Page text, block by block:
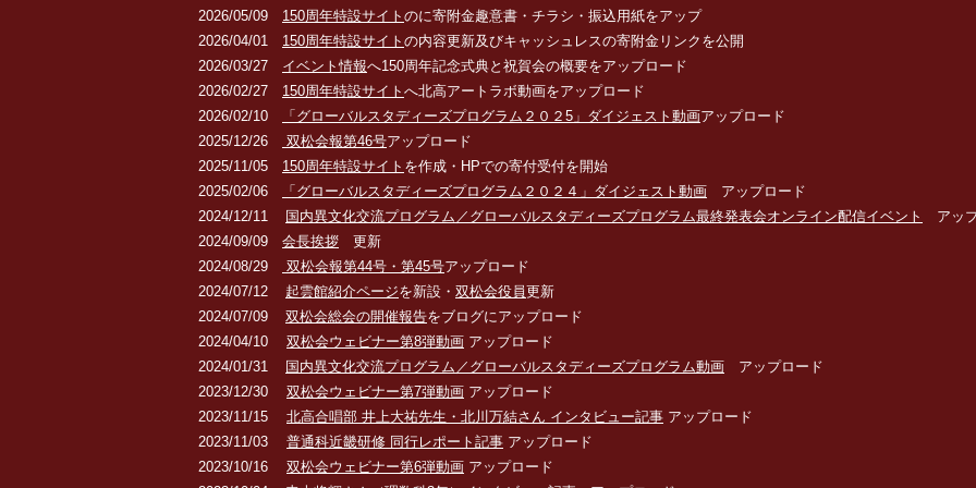
2026/05/09 150周年特設サイト のに寄附金趣意書・チラシ・振込用紙をアップ
2026/04/01 150周年特設サイト の内容更新及びキャッシュレスの寄附金リンクを公開
2026/03/27 イベント情報へ150周年記念式典と祝賀会の概要をアップロード
2026/02/27 150周年特設サイト へ北高アートラボ動画をアップロード
2026/02/10
「グローバルスタディーズプログラム２０２5」ダイジェスト動画アップロード
2025/12/26
双松会報第46号アップロード
2025/11/05 150周年特設サイト を作成・HPでの寄付受付を開始
2025/02/06
「グローバルスタディーズプログラム２０２４」ダイジェスト動画 アップロード
2024/12/11
国内異文化交流プログラム／グローバルスタディーズプログラム最終発表会オンライン配信イベント
アッ
2024/09/09 会長挨拶 更新
2024/08/29
双松会報第44号・第45号アップロード
2024/07/12 起雲館紹介ページを新設・ 双松会役員更新
2024/07/09 双松会総会の開催報告をブログにアップロード
2024/04/10 双松会ウェビナー第8弾動画 アップロード
2024/01/31
国内異文化交流プログラム／グローバルスタディーズプログラム動画 アップロード
2023/12/30 双松会ウェビナー第7弾動画 アップロード
2023/11/15 北高合唱部 井上大祐先生・北川万結さん インタビュー記事 アップロード
2023/11/03 普通科近畿研修 同行レポート記事 アップロード
2023/10/16 双松会ウェビナー第6弾動画 アップロード